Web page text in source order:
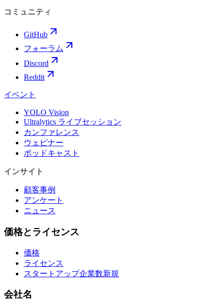
コミュニティ
GitHub
フォーラム
Discord
Reddit
イベント
YOLO Vision
Ultralytics ライブセッション
カンファレンス
ウェビナー
ポッドキャスト
インサイト
顧客事例
アンケート
ニュース
価格とライセンス
価格
ライセンス
スタートアップ企業数新規
会社名